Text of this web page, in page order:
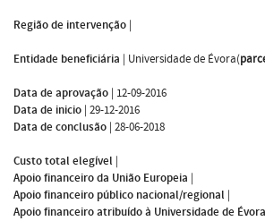
Região de intervenção |
Entidade beneficiária | Universidade de Évora(
Data de aprovação | 12-09-2016
Data de inicio | 29-12-2016
Data de conclusão | 28-06-2018
Custo total elegível |
Apoio financeiro da União Europeia |
Apoio financeiro público nacional/regional |
Apoio financeiro atribuído à Universidade de Évora